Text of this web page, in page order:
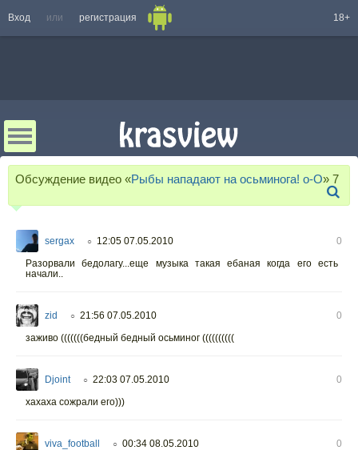
Вход или регистрация 18+
Обсуждение видео «Рыбы нападают на осьминога! о-О» 7
sergax ○ 12:05 07.05.2010
0
Разорвали бедолагу...еще музыка такая ебаная когда его есть
начали..
zid ○ 21:56 07.05.2010
0
заживо (((((((бедный бедный осьминог ((((((((((
Djoint ○ 22:03 07.05.2010
0
хахаха сожрали его)))
viva_football ○ 00:34 08.05.2010
0